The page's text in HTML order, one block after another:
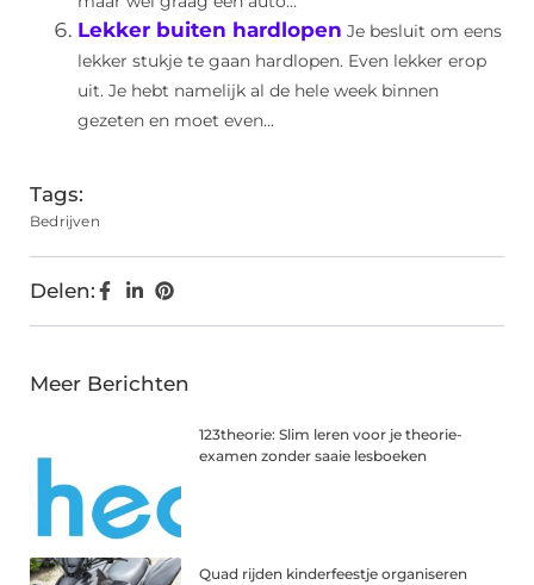
Lekker buiten hardlopen Je besluit om eens
lekker stukje te gaan hardlopen. Even lekker erop
uit. Je hebt namelijk al de hele week binnen
gezeten en moet even...
Tags:
Bedrijven
Delen:
Meer Berichten
123theorie: Slim leren voor je theorie-
examen zonder saaie lesboeken
Quad rijden kinderfeestje organiseren